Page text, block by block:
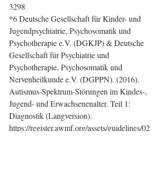
3298
*6 Deutsche Gesellschaft für Kinder- und
Jugendpsychiatrie, Psychosomatik und
Psychotherapie e.V. (DGKJP) & Deutsche
Gesellschaft für Psychiatrie und
Psychotherapie, Psychosomatik und
Nervenheilkunde e.V. (DGPPN). (2016).
Autismus-Spektrum-Störungen im Kindes-,
Jugend- und Erwachsenenalter. Teil 1:
Diagnostik (Langversion).
https://register.awmf.org/assets/guidelines/02